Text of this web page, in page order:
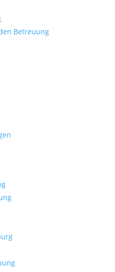
Betreuung